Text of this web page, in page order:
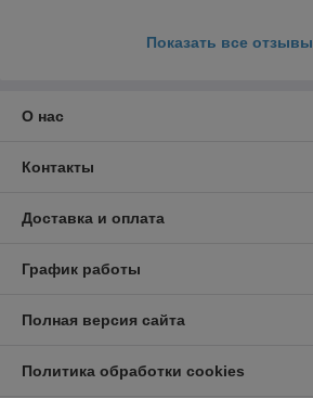
Показать все отзывы
О нас
Контакты
Доставка и оплата
График работы
Полная версия сайта
Политика обработки cookies